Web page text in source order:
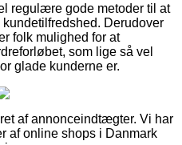
regulære gode metoder til at
Derudover
folk mulighed for at
som lige så vel
glade kunderne er.
af annonceindtægter. Vi har
af online shops i Danmark